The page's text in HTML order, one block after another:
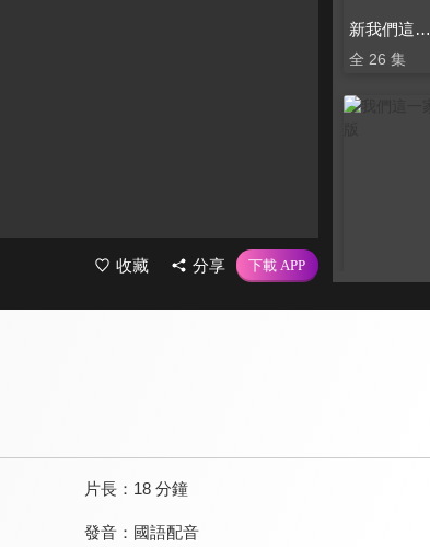
收藏 分享
新我們這一家(台語版)
全 26 集
片長： 18 分鐘
發音： 國語配音